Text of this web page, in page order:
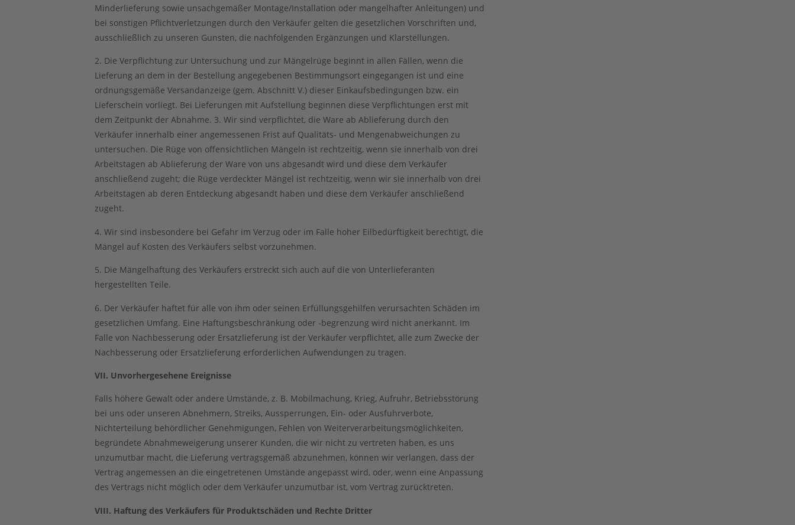
Minderlieferung sowie unsachgemäßer Montage/Installation oder mangelhafter Anleitungen) und
bei sonstigen Pflichtverletzungen durch den Verkäufer gelten die gesetzlichen Vorschriften und,
ausschließlich zu unseren Gunsten, die nachfolgenden Ergänzungen und Klarstellungen.
2. Die Verpflichtung zur Untersuchung und zur Mängelrüge beginnt in allen Fällen, wenn die
Lieferung an dem in der Bestellung angegebenen Bestimmungsort eingegangen ist und eine
ordnungsgemäße Versandanzeige (gem. Abschnitt V.) dieser Einkaufsbedingungen bzw. ein
Lieferschein vorliegt. Bei Lieferungen mit Aufstellung beginnen diese Verpflichtungen erst mit
dem Zeitpunkt der Abnahme. 3. Wir sind verpflichtet, die Ware ab Ablieferung durch den
Verkäufer innerhalb einer angemessenen Frist auf Qualitäts- und Mengenabweichungen zu
untersuchen. Die Rüge von offensichtlichen Mängeln ist rechtzeitig, wenn sie innerhalb von drei
Arbeitstagen ab Ablieferung der Ware von uns abgesandt wird und diese dem Verkäufer
anschließend zugeht; die Rüge verdeckter Mängel ist rechtzeitig, wenn wir sie innerhalb von drei
Arbeitstagen ab deren Entdeckung abgesandt haben und diese dem Verkäufer anschließend
zugeht.
4. Wir sind insbesondere bei Gefahr im Verzug oder im Falle hoher Eilbedürftigkeit berechtigt, die
Mängel auf Kosten des Verkäufers selbst vorzunehmen.
5. Die Mängelhaftung des Verkäufers erstreckt sich auch auf die von Unterlieferanten
hergestellten Teile.
6. Der Verkäufer haftet für alle von ihm oder seinen Erfüllungsgehilfen verursachten Schäden im
gesetzlichen Umfang. Eine Haftungsbeschränkung oder -begrenzung wird nicht anerkannt. Im
Falle von Nachbesserung oder Ersatzlieferung ist der Verkäufer verpflichtet, alle zum Zwecke der
Nachbesserung oder Ersatzlieferung erforderlichen Aufwendungen zu tragen.
VII. Unvorhergesehene Ereignisse
Falls höhere Gewalt oder andere Umstände, z. B. Mobilmachung, Krieg, Aufruhr, Betriebsstörung
bei uns oder unseren Abnehmern, Streiks, Aussperrungen, Ein- oder Ausfuhrverbote,
Nichterteilung behördlicher Genehmigungen, Fehlen von Weiterverarbeitungsmöglichkeiten,
begründete Abnahmeweigerung unserer Kunden, die wir nicht zu vertreten haben, es uns
unzumutbar macht, die Lieferung vertragsgemäß abzunehmen, können wir verlangen, dass der
Vertrag angemessen an die eingetretenen Umstände angepasst wird, oder, wenn eine Anpassung
des Vertrags nicht möglich oder dem Verkäufer unzumutbar ist, vom Vertrag zurücktreten.
VIII. Haftung des Verkäufers für Produktschäden und Rechte Dritter